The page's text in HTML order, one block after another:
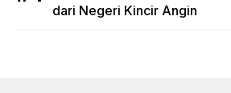
dari Negeri Kincir Angin